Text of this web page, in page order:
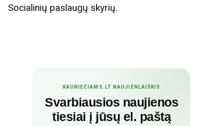
Socialinių paslaugų skyrių.
KAUNIEČIAMS.LT NAUJIENLAIŠKIS
Svarbiausios naujienos
tiesiai į jūsų el. paštą